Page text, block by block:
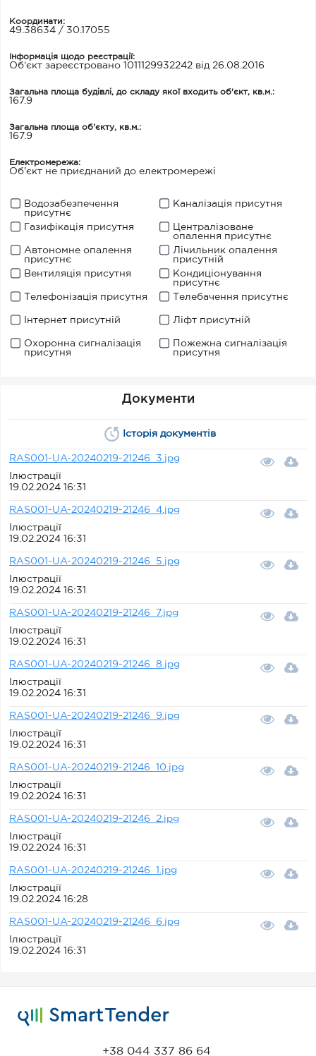
Координати:
49.38634 / 30.17055
Інформація щодо реєстрації:
Об’єкт зареєстровано 1011129932242 від 26.08.2016
Загальна площа будівлі, до складу якої входить об'єкт, кв.м.:
167.9
Загальна площа об'єкту, кв.м.:
167.9
Електромережа:
Об'єкт не приєднаний до електромережі
Водозабезпечення
присутнє
Каналізація присутня
Газифікація присутня
Централізоване
опалення присутнє
Автономне опалення
присутнє
Лічильник опалення
присутній
Вентиляція присутня
Кондиціонування
присутнє
Телефонізація присутня
Телебачення присутнє
Інтернет присутній Ліфт присутній
Охоронна сигналізація
присутня
Пожежна сигналізація
присутня
Документи
Історія документів
RAS001-UA-20240219-21246_3.jpg
Ілюстрації
19.02.2024 16:31
RAS001-UA-20240219-21246_4.jpg
Ілюстрації
19.02.2024 16:31
RAS001-UA-20240219-21246_5.jpg
Ілюстрації
19.02.2024 16:31
RAS001-UA-20240219-21246_7.jpg
Ілюстрації
19.02.2024 16:31
RAS001-UA-20240219-21246_8.jpg
Ілюстрації
19.02.2024 16:31
RAS001-UA-20240219-21246_9.jpg
Ілюстрації
19.02.2024 16:31
RAS001-UA-20240219-21246_10.jpg
Ілюстрації
19.02.2024 16:31
RAS001-UA-20240219-21246_2.jpg
Ілюстрації
19.02.2024 16:31
RAS001-UA-20240219-21246_1.jpg
Ілюстрації
19.02.2024 16:28
RAS001-UA-20240219-21246_6.jpg
Ілюстрації
19.02.2024 16:31
+38 044 337 86 64